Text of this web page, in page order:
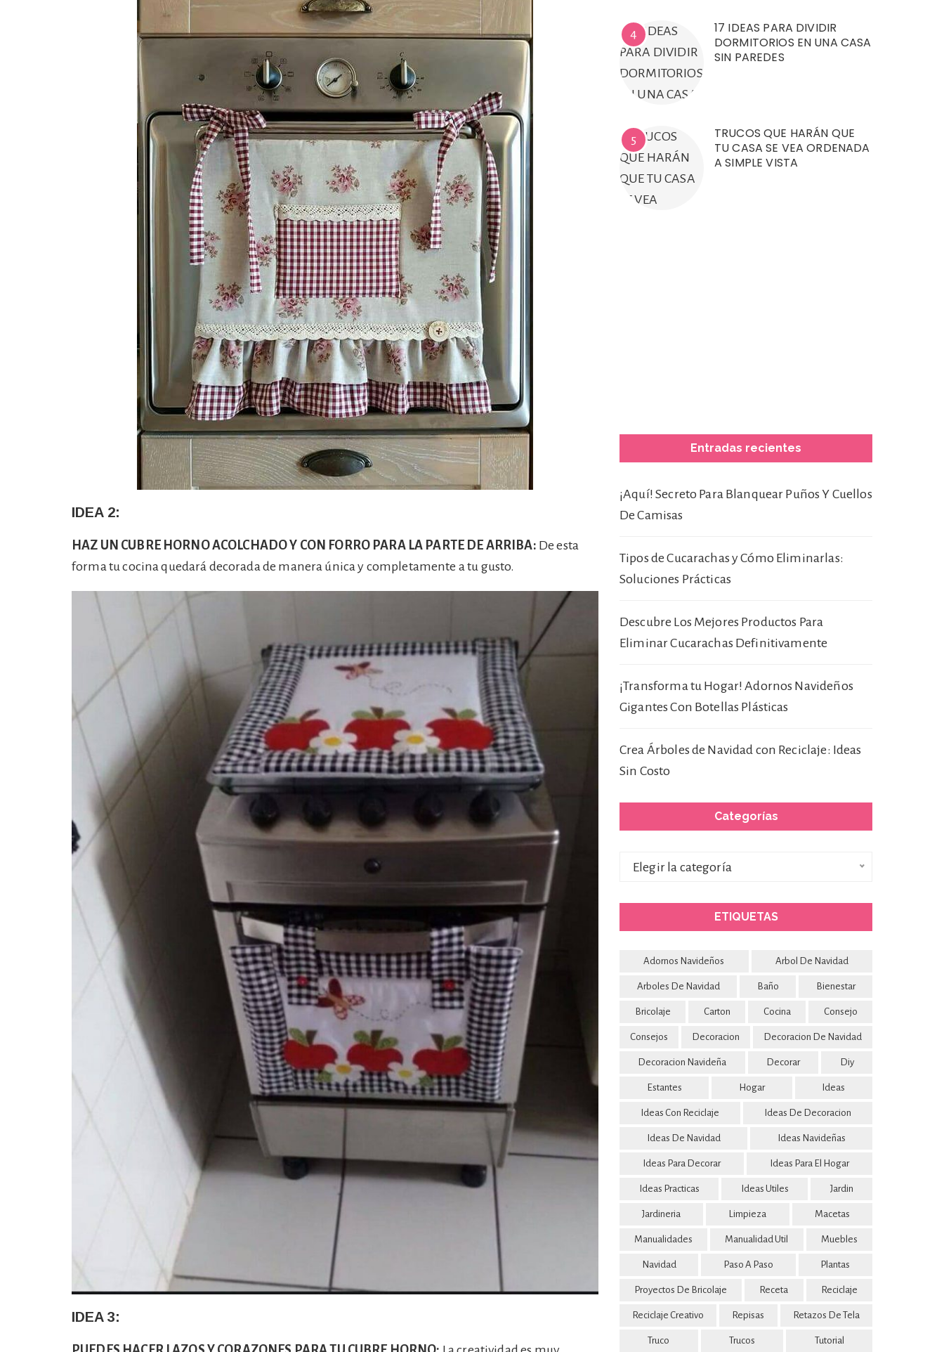
IDEA 2:
HAZ UN CUBRE HORNO ACOLCHADO Y CON FORRO PARA LA PARTE DE ARRIBA: De esta
forma tu cocina quedará decorada de manera única y completamente a tu gusto.
IDEA 3:
4
17 IDEAS PARA DIVIDIR
DORMITORIOS EN UNA CASA
SIN PAREDES
5
TRUCOS QUE HARÁN QUE
TU CASA SE VEA ORDENADA
A SIMPLE VISTA
Entradas recientes
¡Aquí! Secreto Para Blanquear Puños Y Cuellos
De Camisas
Tipos de Cucarachas y Cómo Eliminarlas:
Soluciones Prácticas
Descubre Los Mejores Productos Para
Eliminar Cucarachas Definitivamente
¡Transforma tu Hogar! Adornos Navideños
Gigantes Con Botellas Plásticas
Crea Árboles de Navidad con Reciclaje: Ideas
Sin Costo
Categorías
Categorías
Elegir la categoría
ETIQUETAS
Adornos Navideños Arbol De Navidad
Arboles De Navidad Baño Bienestar
Bricolaje Carton Cocina Consejo
Consejos Decoracion Decoracion De Navidad
Decoracion Navideña Decorar Diy
Estantes Hogar Ideas
Ideas Con Reciclaje Ideas De Decoracion
Ideas De Navidad Ideas Navideñas
Ideas Para Decorar Ideas Para El Hogar
Ideas Practicas Ideas Utiles Jardin
Jardineria Limpieza Macetas
Manualidades Manualidad Util Muebles
Navidad Paso A Paso Plantas
Proyectos De Bricolaje Receta Reciclaje
Reciclaje Creativo Repisas Retazos De Tela
Truco Trucos Tutorial